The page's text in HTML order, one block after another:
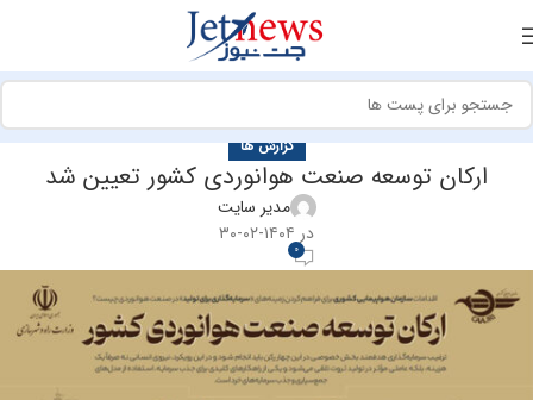
گزارش ها
ارکان توسعه صنعت هوانوردی کشور تعیین شد
مدیر سایت
در ۱۴۰۴-۰۲-۳۰
0